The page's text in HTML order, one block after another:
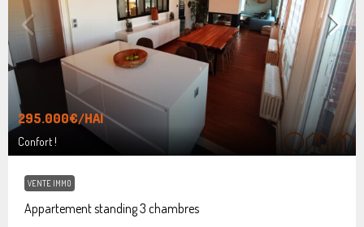
295.000€/HAI
Confort !
VENTE IMMO
Appartement standing 3 chambres